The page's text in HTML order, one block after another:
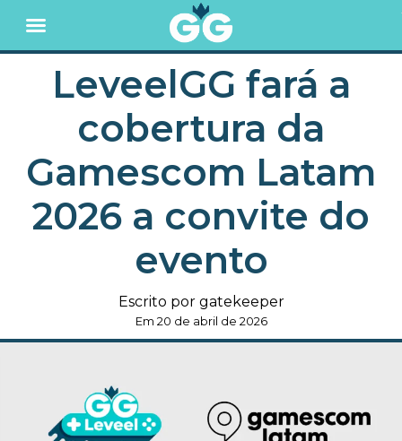
LeveelGG fará a
cobertura da
Gamescom Latam
2026 a convite do
evento
Escrito por gatekeeper
Em 20 de abril de 2026